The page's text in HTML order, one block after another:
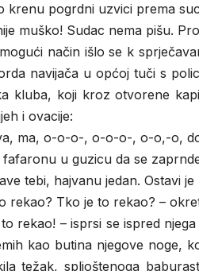
krenu pogrdni uzvici prema
muško! Sudac nema pišu.
način išlo se k
navijača u općoj tuči s
kluba, koji kroz otvorene
i ovacije:
ma, o-o-o-, o-o-o-, o-o,-o,
fafaronu u guzicu da se
tebi, hajvanu jedan. Ostavi
rekao? Tko je to rekao? –
rekao! – isprsi se ispred
kao butina njegove noge,
težak, spljoštenoga